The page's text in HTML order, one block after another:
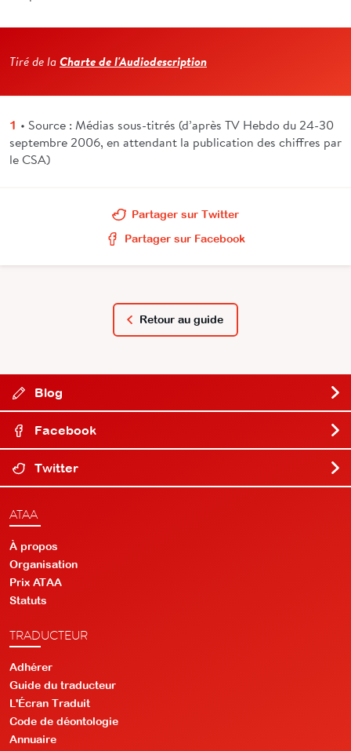
Tiré de laCharte de l'Audiodescription
1 • Source : Médias sous-titrés (d’après TV Hebdo du 24-30
septembre 2006, en attendant la publication des chiffres par
le CSA)
Partager sur Twitter
Partager sur Facebook
Retour au guide
Blog
Facebook
Twitter
ATAA
À propos
Organisation
Prix ATAA
Statuts
TRADUCTEUR
Adhérer
Guide du traducteur
L'Écran Traduit
Code de déontologie
Annuaire